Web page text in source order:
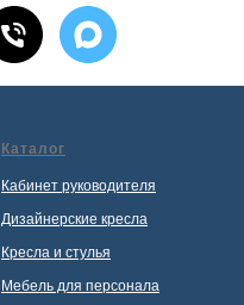
Каталог
Кабинет руководителя
Дизайнерские кресла
Кресла и стулья
Мебель для персонала